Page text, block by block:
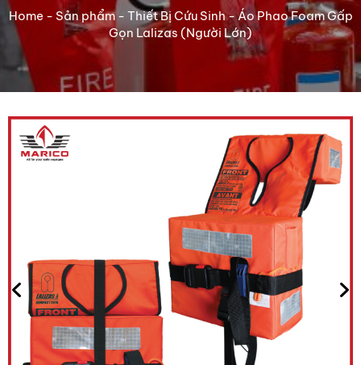
Home - Sản phẩm- Thiết Bị Cứu Sinh-Áo Phao Foam Gấp
Gọn Lalizas (Người Lớn)